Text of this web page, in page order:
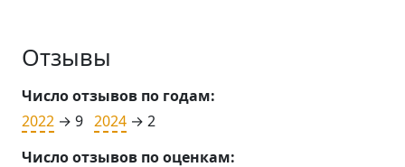
Отзывы
Число отзывов по годам:
2022 → 9 2024 → 2
Число отзывов по оценкам: